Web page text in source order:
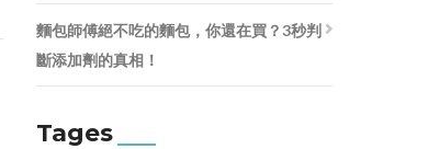
麵包師傅絕不吃的麵包，你還在買？3秒判
斷添加劑的真相！
Tages